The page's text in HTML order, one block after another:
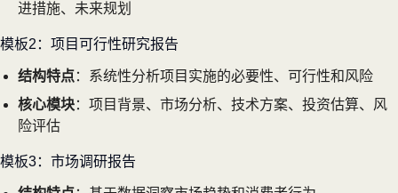
进措施、未来规划
模板2：项目可行性研究报告
结构特点：系统性分析项目实施的必要性、可行性和风险
核心模块：项目背景、市场分析、技术方案、投资估算、风
险评估
模板3：市场调研报告